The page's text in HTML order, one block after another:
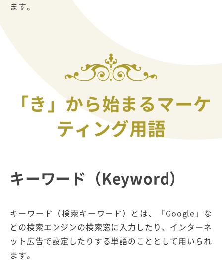
ます。
「き」から始まるマーケ
ティング用語
キーワード（Keyword）
キーワード（検索キーワード）とは、「Google」な
どの検索エンジンの検索窓に入力したり、インターネ
ット広告で設定したりする単語のこととして用いられ
ます。